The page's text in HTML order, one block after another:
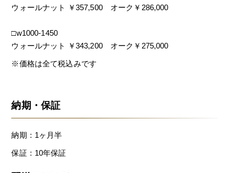
ウォールナット ￥357,500 オーク￥286,000
□w1000-1450
ウォールナット ￥343,200 オーク￥275,000
※価格は全て税込みです
納期・保証
納期：1ヶ月半
保証：10年保証